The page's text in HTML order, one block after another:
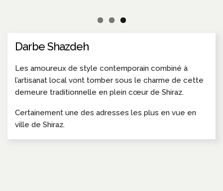
Darbe Shazdeh
Les amoureux de style contemporain combiné à
l’artisanat local vont tomber sous le charme de cette
demeure traditionnelle en plein cœur de Shiraz.
Certainement une des adresses les plus en vue en
ville de Shiraz.